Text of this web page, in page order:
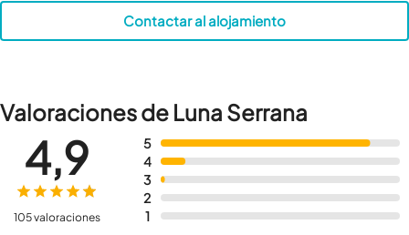
Contactar al alojamiento
Valoraciones de Luna Serrana
5
4
3
2
1
4,9
105 valoraciones